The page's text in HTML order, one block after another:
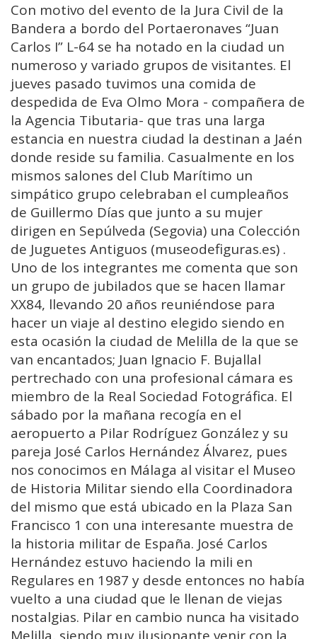
Con motivo del evento de la Jura Civil de la
Bandera a bordo del Portaeronaves “Juan
Carlos I” L-64 se ha notado en la ciudad un
numeroso y variado grupos de visitantes. El
jueves pasado tuvimos una comida de
despedida de Eva Olmo Mora - compañera de
la Agencia Tibutaria- que tras una larga
estancia en nuestra ciudad la destinan a Jaén
donde reside su familia. Casualmente en los
mismos salones del Club Marítimo un
simpático grupo celebraban el cumpleaños
de Guillermo Días que junto a su mujer
dirigen en Sepúlveda (Segovia) una Colección
de Juguetes Antiguos (museodefiguras.es) .
Uno de los integrantes me comenta que son
un grupo de jubilados que se hacen llamar
XX84, llevando 20 años reuniéndose para
hacer un viaje al destino elegido siendo en
esta ocasión la ciudad de Melilla de la que se
van encantados; Juan Ignacio F. Bujallal
pertrechado con una profesional cámara es
miembro de la Real Sociedad Fotográfica. El
sábado por la mañana recogía en el
aeropuerto a Pilar Rodríguez González y su
pareja José Carlos Hernández Álvarez, pues
nos conocimos en Málaga al visitar el Museo
de Historia Militar siendo ella Coordinadora
del mismo que está ubicado en la Plaza San
Francisco 1 con una interesante muestra de
la historia militar de España. José Carlos
Hernández estuvo haciendo la mili en
Regulares en 1987 y desde entonces no había
vuelto a una ciudad que le llenan de viejas
nostalgias. Pilar en cambio nunca ha visitado